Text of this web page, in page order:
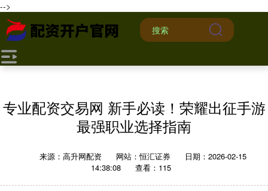
-->
专业配资交易网 新手必读！荣耀出征手游
最强职业选择指南
来源：高升网配资 网站：恒汇证券
日期：2026-02-15
14:38:08
查看：115